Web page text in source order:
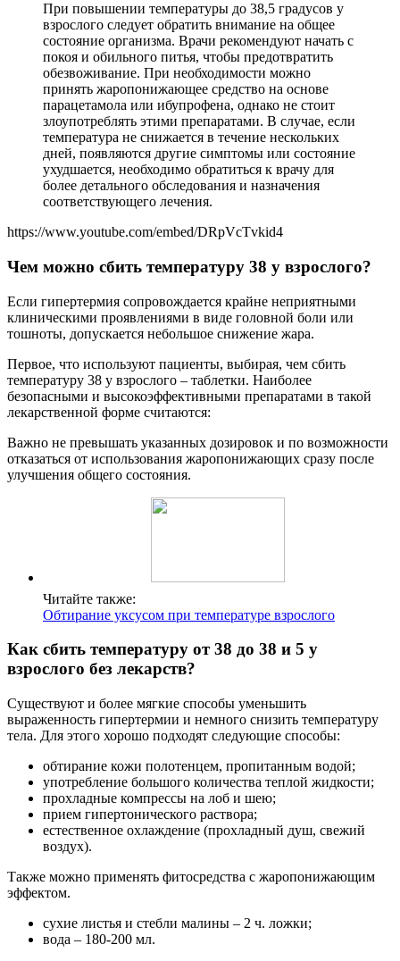
При повышении температуры до 38,5 градусов у
взрослого следует обратить внимание на общее
состояние организма. Врачи рекомендуют начать с
покоя и обильного питья, чтобы предотвратить
обезвоживание. При необходимости можно
принять жаропонижающее средство на основе
парацетамола или ибупрофена, однако не стоит
злоупотреблять этими препаратами. В случае, если
температура не снижается в течение нескольких
дней, появляются другие симптомы или состояние
ухудшается, необходимо обратиться к врачу для
более детального обследования и назначения
соответствующего лечения.
https://www.youtube.com/embed/DRpVcTvkid4
Чем можно сбить температуру 38 у взрослого?
Если гипертермия сопровождается крайне неприятными
клиническими проявлениями в виде головной боли или
тошноты, допускается небольшое снижение жара.
Первое, что используют пациенты, выбирая, чем сбить
температуру 38 у взрослого – таблетки. Наиболее
безопасными и высокоэффективными препаратами в такой
лекарственной форме считаются:
Важно не превышать указанных дозировок и по возможности
отказаться от использования жаропонижающих сразу после
улучшения общего состояния.
Читайте также:
Обтирание уксусом при температуре взрослого
Как сбить температуру от 38 до 38 и 5 у
взрослого без лекарств?
Существуют и более мягкие способы уменьшить
выраженность гипертермии и немного снизить температуру
тела. Для этого хорошо подходят следующие способы:
обтирание кожи полотенцем, пропитанным водой;
употребление большого количества теплой жидкости;
прохладные компрессы на лоб и шею;
прием гипертонического раствора;
естественное охлаждение (прохладный душ, свежий
воздух).
Также можно применять фитосредства с жаропонижающим
эффектом.
сухие листья и стебли малины – 2 ч. ложки;
вода – 180-200 мл.